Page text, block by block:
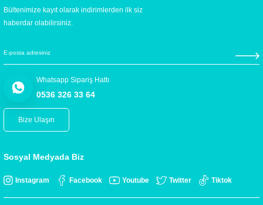
Bültenimize kayıt olarak indirimlerden ilk siz
haberdar olabilirsiniz.
Whatsapp Sipariş Hattı
0536 326 33 64
Bize Ulaşın
Sosyal Medyada Biz
Instagram Facebook Youtube Twitter Tiktok